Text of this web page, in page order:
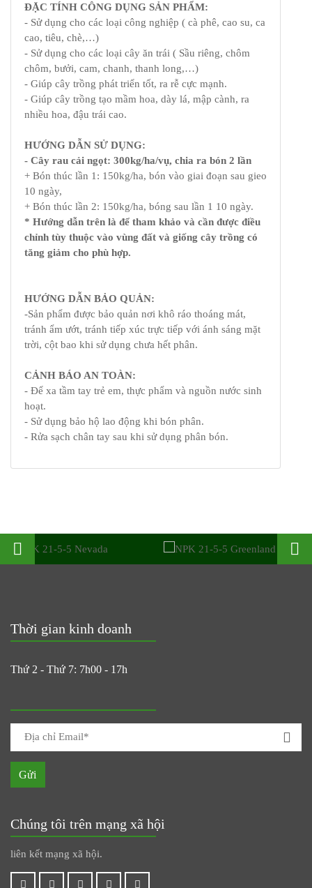
ĐẶC TÍNH CÔNG DỤNG SẢN PHẨM:
- Sử dụng cho các loại công nghiệp ( cà phê, cao su, ca
cao, tiêu, chè,…)
- Sử dụng cho các loại cây ăn trái ( Sầu riêng, chôm
chôm, bưởi, cam, chanh, thanh long,…)
- Giúp cây trồng phát triển tốt, ra rễ cực mạnh.
- Giúp cây trồng tạo mầm hoa, dày lá, mập cành, ra
nhiều hoa, đậu trái cao.
HƯỚNG DẪN SỬ DỤNG:
- Cây rau cải ngọt: 300kg/ha/vụ, chia ra bón 2 lần
+ Bón thúc lần 1: 150kg/ha, bón vào giai đoạn sau gieo
10 ngày,
+ Bón thúc lần 2: 150kg/ha, bóng sau lần 1 10 ngày.
* Hướng dẫn trên là để tham khảo và cần được điều
chỉnh tùy thuộc vào vùng đất và giống cây trồng có
tăng giảm cho phù hợp.
HƯỚNG DẪN BẢO QUẢN:
-Sản phẩm được bảo quản nơi khô ráo thoáng mát,
tránh ẩm ướt, tránh tiếp xúc trực tiếp với ánh sáng mặt
trời, cột bao khi sử dụng chưa hết phân.
CẢNH BÁO AN TOÀN:
- Để xa tầm tay trẻ em, thực phẩm và nguồn nước sinh
hoạt.
- Sử dụng bảo hộ lao động khi bón phân.
- Rửa sạch chân tay sau khi sử dụng phân bón.
Thời gian kinh doanh
Thứ 2 - Thứ 7: 7h00 - 17h
Gửi
Chúng tôi trên mạng xã hội
liên kết mạng xã hội.